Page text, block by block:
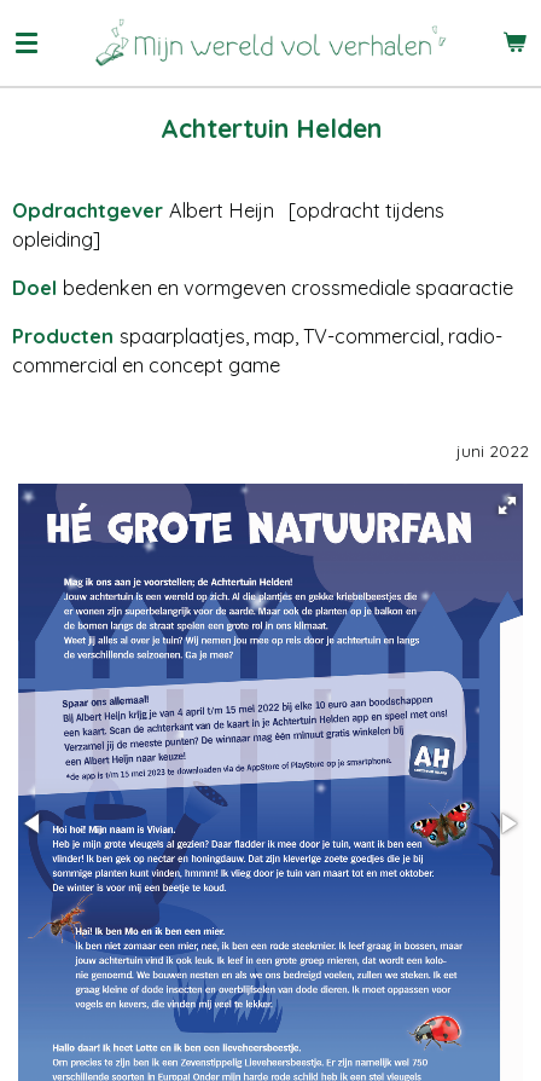
direct
naar
Achtertuin Helden
Opdrachtgever Albert Heijn [opdracht tijdens
opleiding]
Doel bedenken en vormgeven crossmediale spaaractie
Producten spaarplaatjes, map, TV-commercial, radio-
commercial en concept game
juni 2022